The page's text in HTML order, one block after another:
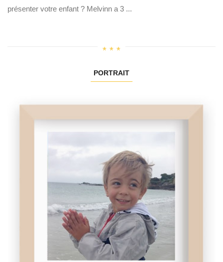
présenter votre enfant ? Melvinn a 3 ...
PORTRAIT